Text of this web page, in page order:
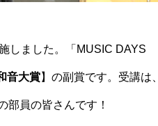
しました。「MUSIC DAYS
音大賞】の副賞です。受講は、
部員の皆さんです！